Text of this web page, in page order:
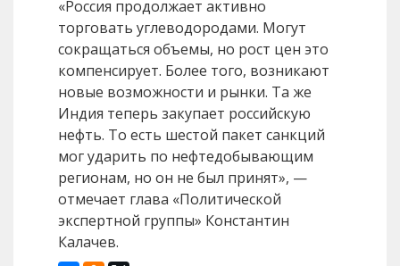
«Россия продолжает активно
торговать углеводородами. Могут
сокращаться объемы, но рост цен это
компенсирует. Более того, возникают
новые возможности и рынки. Та же
Индия теперь закупает российскую
нефть. То есть шестой пакет санкций
мог ударить по нефтедобывающим
регионам, но он не был принят», —
отмечает глава «Политической
экспертной группы» Константин
Калачев.